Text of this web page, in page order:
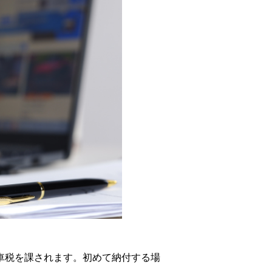
を課されます。初めて納付する場